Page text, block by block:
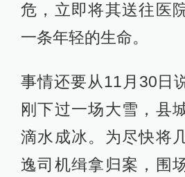
危，立即将其送往医
一条年轻的生命。
事情还要从11月30日
刚下过一场大雪，县
滴水成冰。为尽快将
逸司机缉拿归案，围